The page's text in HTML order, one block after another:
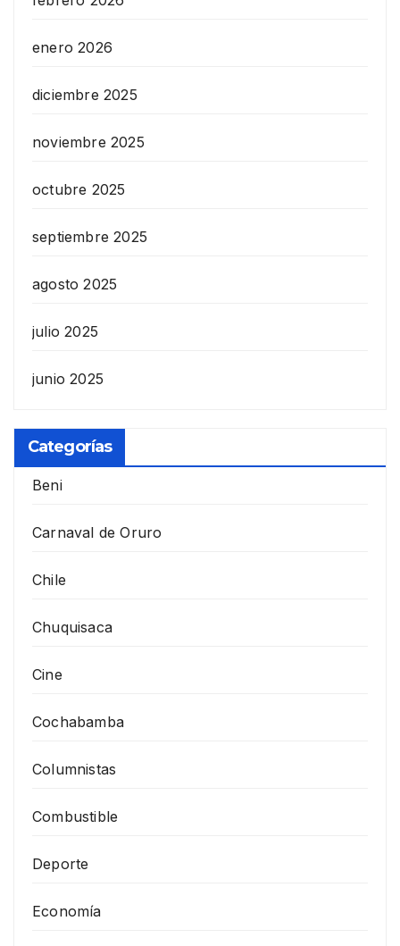
enero 2026
diciembre 2025
noviembre 2025
octubre 2025
septiembre 2025
agosto 2025
julio 2025
junio 2025
Categorías
Beni
Carnaval de Oruro
Chile
Chuquisaca
Cine
Cochabamba
Columnistas
Combustible
Deporte
Economía